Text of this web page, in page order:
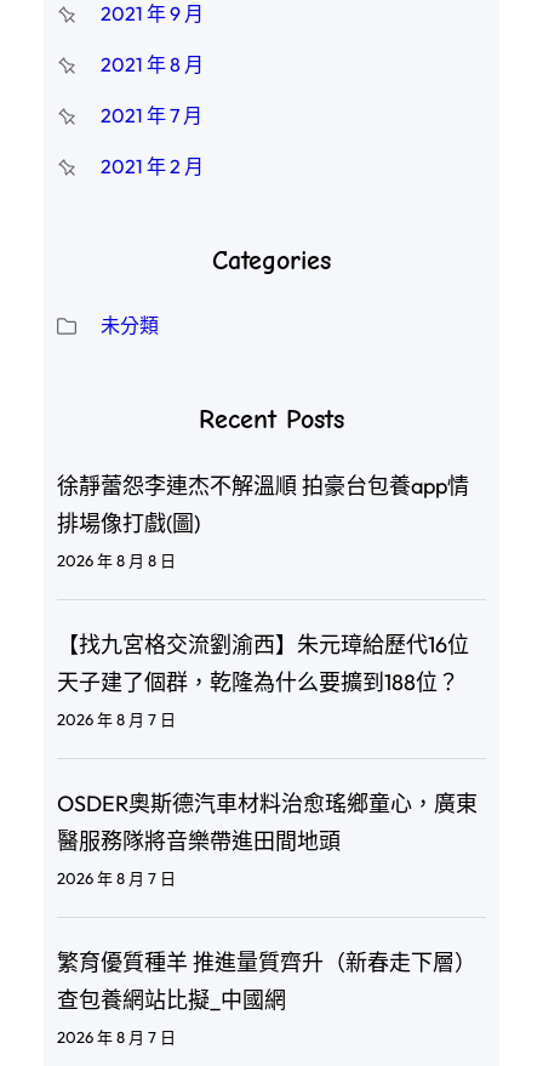
2021 年 9 月
2021 年 8 月
2021 年 7 月
2021 年 2 月
Categories
未分類
Recent Posts
徐靜蕾怨李連杰不解溫順 拍豪台包養app情
排場像打戲(圖)
2026 年 8 月 8 日
【找九宮格交流劉渝西】朱元璋給歷代16位
天子建了個群，乾隆為什么要擴到188位？
2026 年 8 月 7 日
OSDER奧斯德汽車材料治愈瑤鄉童心，廣東
醫服務隊將音樂帶進田間地頭
2026 年 8 月 7 日
繁育優質種羊 推進量質齊升（新春走下層）
查包養網站比擬_中國網
2026 年 8 月 7 日